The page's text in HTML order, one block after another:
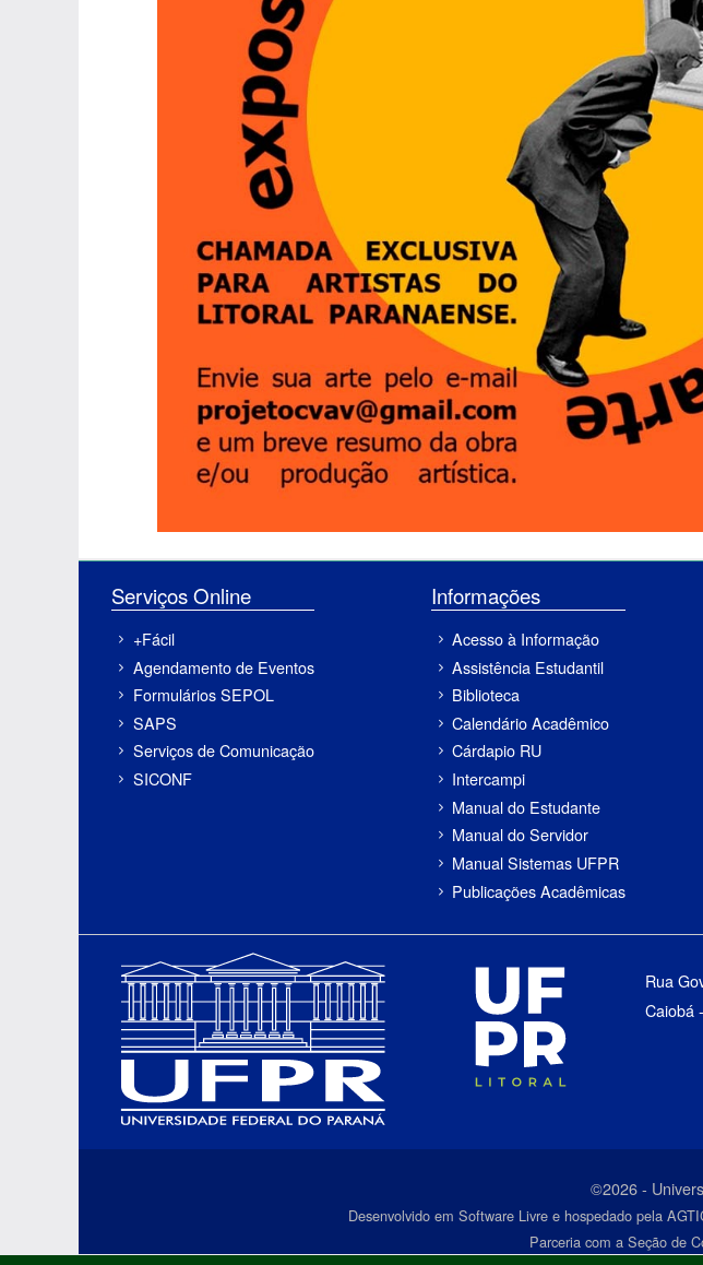
Serviços Online
+Fácil
Agendamento de Eventos
Formulários SEPOL
SAPS
Serviços de Comunicação
SICONF
Informações
Acesso à Informação
Assistência Estudantil
Biblioteca
Calendário Acadêmico
Cárdapio RU
Intercampi
Manual do Estudante
Manual do Servidor
Manual Sistemas UFPR
Publicações Acadêmicas
Rua
Caiobá
©2026 -
Desenvolvido em Software Livre e hospedado pela
Parceria com a Seção de